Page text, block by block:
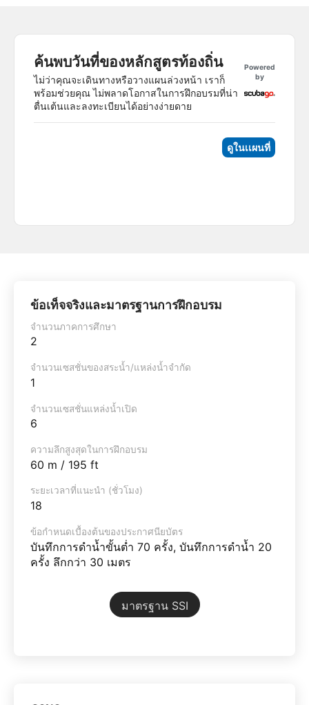
ค้นพบวันที่ของหลักสูตรท้องถิ่น
ไม่ว่าคุณจะเดินทางหรือวางแผนล่วงหน้า เราก็
พร้อมช่วยคุณ ไม่พลาดโอกาสในการฝึกอบรมที่น่า
ตื่นเต้นและลงทะเบียนได้อย่างง่ายดาย
Powered
by
ดูในเเผนที่
ข้อเท็จจริงและมาตรฐานการฝึกอบรม
จำนวนภาคการศึกษา
2
จำนวนเซสชั่นของสระน้ำ/แหล่งน้ำจำกัด
1
จำนวนเซสชั่นแหล่งน้ำเปิด
6
ความลึกสูงสุดในการฝึกอบรม
60 m / 195 ft
ระยะเวลาที่แนะนำ (ชั่วโมง)
18
ข้อกำหนดเบื้องต้นของประกาศนียบัตร
บันทึกการดำน้ำขั้นต่ำ 70 ครั้ง, บันทึกการดำน้ำ 20
ครั้ง ลึกกว่า 30 เมตร
มาตรฐาน SSI